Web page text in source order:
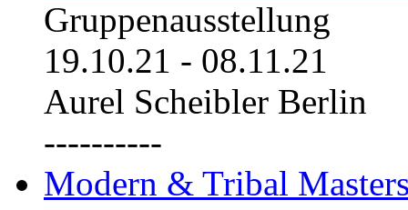
Gruppenausstellung
19.10.21 - 08.11.21
Aurel Scheibler Berlin
----------
Modern & Tribal